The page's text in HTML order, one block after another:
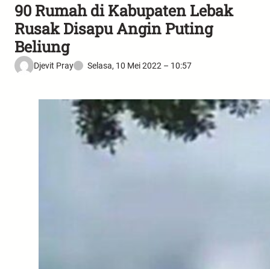
90 Rumah di Kabupaten Lebak
Rusak Disapu Angin Puting
Beliung
Djevit Pray Selasa, 10 Mei 2022 – 10:57